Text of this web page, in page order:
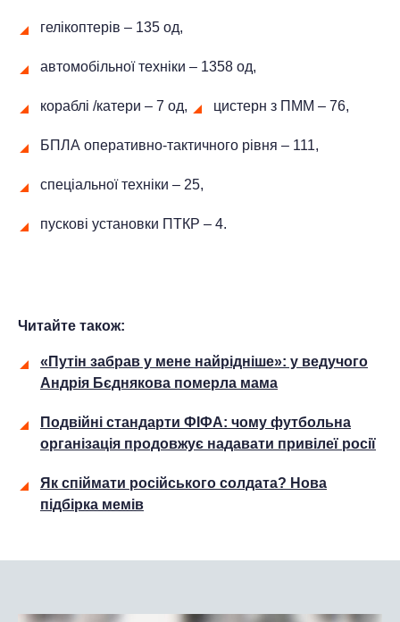
гелікоптерів – 135 од,
автомобільної техніки ‒ 1358 од,
кораблі /катери ‒ 7 од, цистерн з ПММ ‒ 76,
БПЛА оперативно-тактичного рівня ‒ 111,
спеціальної техніки – 25,
пускові установки ПТКР – 4.
Читайте також:
«Путін забрав у мене найрідніше»: у ведучого
Андрія Бєднякова померла мама
Подвійні стандарти ФІФА: чому футбольна
організація продовжує надавати привілеї росії
Як спіймати російського солдата? Нова
підбірка мемів